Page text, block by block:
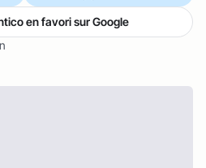
en favori sur Google